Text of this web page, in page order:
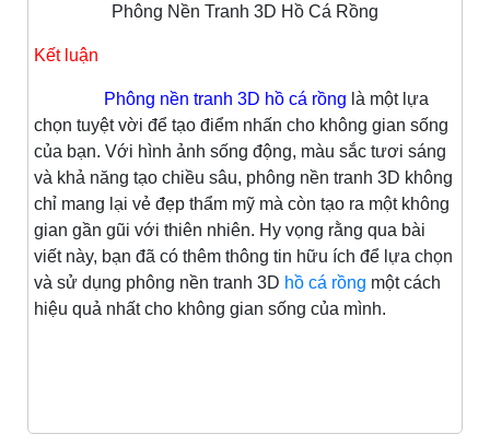
Phông Nền Tranh 3D Hồ Cá Rồng
Kết luận
Phông nền tranh 3D hồ cá rồng là một lựa
chọn tuyệt vời để tạo điểm nhấn cho không gian sống
của bạn. Với hình ảnh sống động, màu sắc tươi sáng
và khả năng tạo chiều sâu, phông nền tranh 3D không
chỉ mang lại vẻ đẹp thẩm mỹ mà còn tạo ra một không
gian gần gũi với thiên nhiên. Hy vọng rằng qua bài
viết này, bạn đã có thêm thông tin hữu ích để lựa chọn
và sử dụng phông nền tranh 3D hồ cá rồng một cách
hiệu quả nhất cho không gian sống của mình.